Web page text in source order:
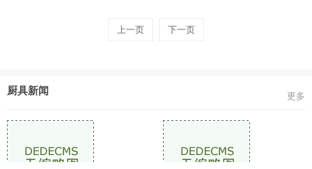
上一页 下一页
厨具新闻 更多